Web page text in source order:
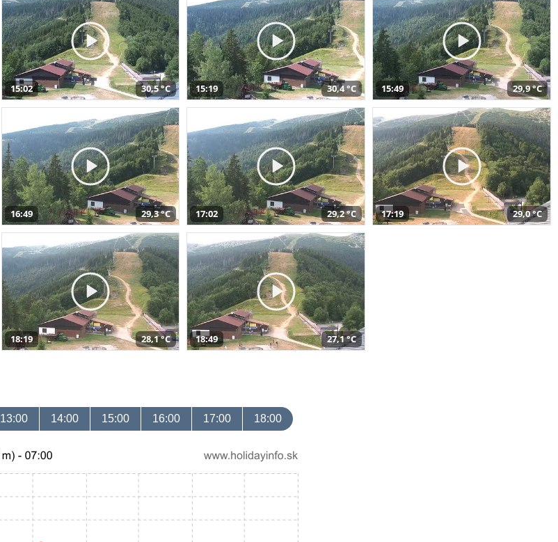
15:02 30,5 °C 15:19 30,4 °C 15:49 29,9 °C
16:49 29,3 °C 17:02 29,2 °C 17:19 29,0 °C
18:19 28,1 °C 18:49 27,1 °C
13:00 14:00 15:00 16:00 17:00 18:00